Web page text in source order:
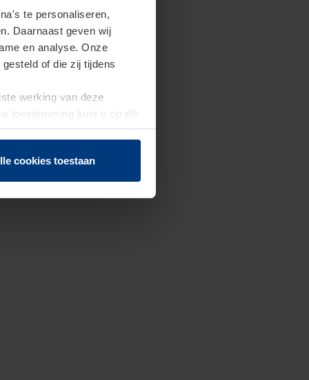
te personaliseren,
Daarnaast geven wij
en analyse. Onze
of die zij tijdens
werking van deze
toestemming kunt u op elk
herroepen.
cookies toestaan